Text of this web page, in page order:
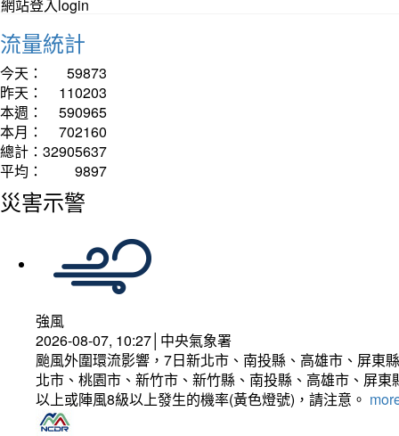
網站登入login
流量統計
今天：
59873
昨天：
110203
本週：
590965
本月：
702160
總計： 32905637
平均：
9897
災害示警
強風
2026-08-07, 10:27│中央氣象署
颱風外圍環流影響，7日新北市、南投縣、高雄市、屏東
北市、桃園市、新竹市、新竹縣、南投縣、高雄市、屏
以上或陣風8級以上發生的機率(黃色燈號)，請注意。